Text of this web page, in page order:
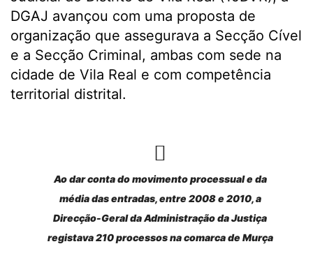
DGAJ avançou com uma proposta de
organização que assegurava a Secção Cível
e a Secção Criminal, ambas com sede na
cidade de Vila Real e com competência
territorial distrital.
Ao dar conta do movimento processual e da
média das entradas, entre 2008 e 2010, a
Direcção-Geral da Administração da Justiça
registava 210 processos na comarca de Murça